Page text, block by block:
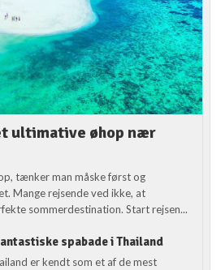
ultimative øhop nær
tænker man måske først og
Mange rejsende ved ikke, at
sommerdestination. Start rejsen...
spabade i Thailand
er kendt som et af de mest